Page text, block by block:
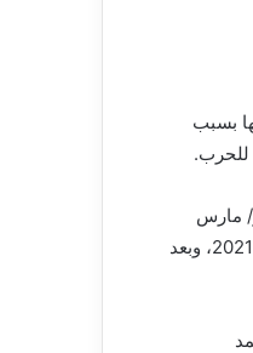
2025، لكن جرى تأجيلها بسبب
للحرب.
آذار/ مارس
2021، إذ انتخبت الحركة حينها إسماعيل هنية، رئيساً لمكتبها السياسي في الدورة الأخيرة في عام 2021، وبعد